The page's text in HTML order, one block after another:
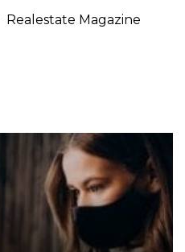
Realestate Magazine